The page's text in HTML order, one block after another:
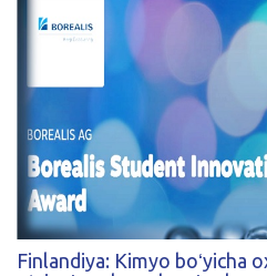
Finlandiya: Kimyo boʻyicha